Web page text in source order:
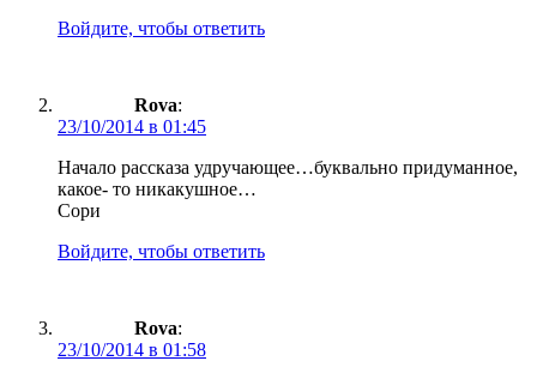
Войдите, чтобы ответить
Rova:
23/10/2014 в 01:45
Начало рассказа удручающее…буквально придуманное,
какое- то никакушное…
Сори
Войдите, чтобы ответить
Rova:
23/10/2014 в 01:58